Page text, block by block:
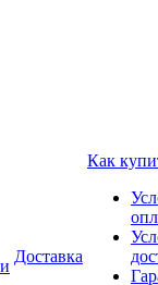
Доставка
Как